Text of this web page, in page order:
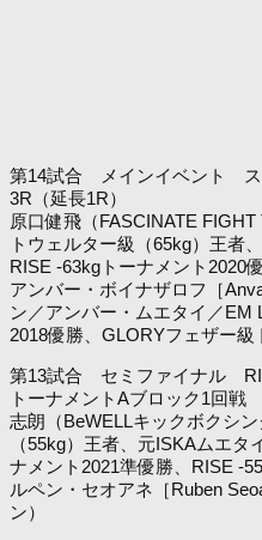
第14試合 メインイベント
3R（延長1R）
原口健飛（FASCINATE
トウェルター級（65kg）王者
RISE -63kgトーナメント2020優
アンバー・ボイナザロフ［
ン／アンバー・ムエタイ／EM
2018優勝、GLORYフェザー級
第13試合 セミファイナル
トーナメントAブロック1回戦
志朗（BeWELLキックボクシ
（55kg）王者、元ISKAムエ
ナメント2021準優勝、RISE -
ルペン・セオアネ［Ruben
ン）